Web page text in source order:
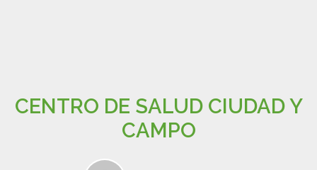
CENTRO DE SALUD CIUDAD Y
CAMPO